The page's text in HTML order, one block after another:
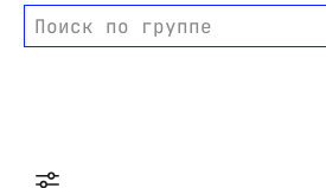
Поиск по группе